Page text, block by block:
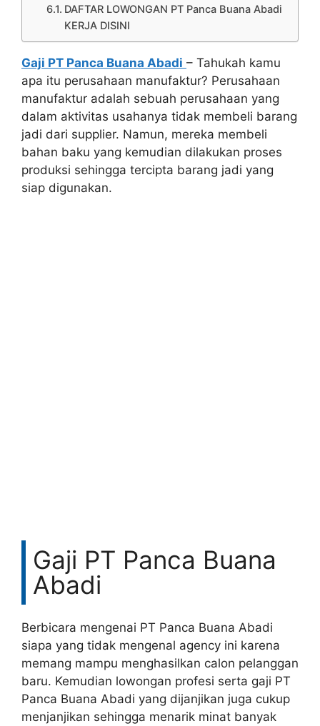
DAFTAR LOWONGAN PT Panca Buana Abadi
KERJA DISINI
Gaji PT Panca Buana Abadi – Tahukah kamu
apa itu perusahaan manufaktur? Perusahaan
manufaktur adalah sebuah perusahaan yang
dalam aktivitas usahanya tidak membeli barang
jadi dari supplier. Namun, mereka membeli
bahan baku yang kemudian dilakukan proses
produksi sehingga tercipta barang jadi yang
siap digunakan.
Gaji PT Panca Buana
Abadi
Berbicara mengenai PT Panca Buana Abadi
siapa yang tidak mengenal agency ini karena
memang mampu menghasilkan calon pelanggan
baru. Kemudian lowongan profesi serta gaji PT
Panca Buana Abadi yang dijanjikan juga cukup
menjanjikan sehingga menarik minat banyak